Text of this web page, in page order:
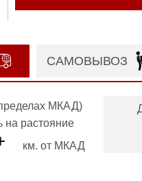
САМОВЫВОЗ
МКАД)
на растояние
км. от МКАД